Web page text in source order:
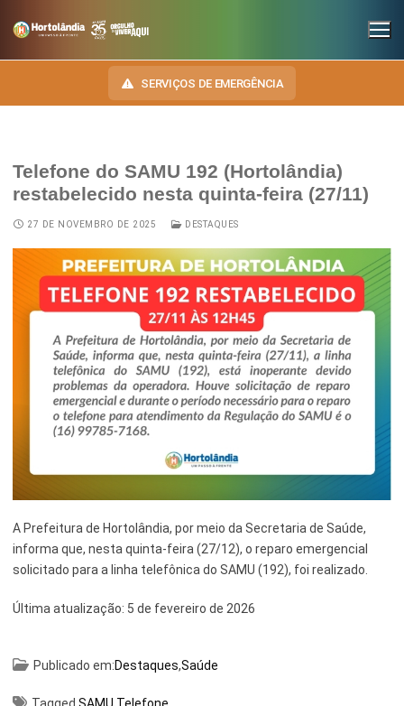
SERVIÇOS DE EMERGÊNCIA
INSTITUCIONAL
SECRETARIAS
Administração e Gestão de Pessoal
Assuntos Jurídicos
Desenvolvimento Econômico, Trabalho, Turismo e Inovação
Educação, Ciência e Tecnologia
Esporte e Lazer
Governo
Inclusão e Desenvolvimento Social
Meio Ambiente, Desenvolvimento Sustentável e Assuntos
Mobilidade Urbana
Obras
HINO, BRASÃO E BANDEIRA
Autoridades do Município
Downloads
Telefones Úteis
Notícias Anteriores a 2024
TRANSPARÊNCIA
OUVIDORIA
DIÁRIO OFICIAL
LEIS MUNICIPAIS
Telefone do SAMU 192 (Hortolândia)
restabelecido nesta quinta-feira (27/11)
27 DE NOVEMBRO DE 2025 DESTAQUES
A Prefeitura de Hortolândia, por meio da Secretaria de Saúde,
informa que, nesta quinta-feira (27/12), o reparo emergencial
solicitado para a linha telefônica do SAMU (192), foi realizado.
Última atualização: 5 de fevereiro de 2026
Publicado em:Destaques,Saúde